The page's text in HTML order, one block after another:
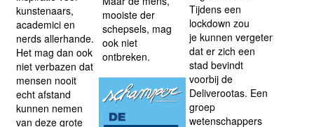
mooiste der
schepsels, mag
ook niet
ontbreken.
kunstenaars,
academici en
nerds allerhande.
Het mag dan ook
niet verbazen dat
mensen nooit
echt afstand
kunnen nemen
van deze grote
Tijdens een
lockdown zou
je kunnen vergeten
dat er zich een
stad bevindt
voorbij de
Deliverootas. Een
groep
wetenschappers